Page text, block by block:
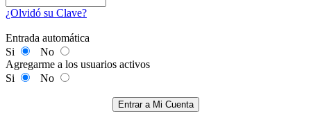
¿Olvidó su Clave?
Entrada automática
Si
No
Agregarme a los usuarios activos
Si
No
Entrar a Mi Cuenta